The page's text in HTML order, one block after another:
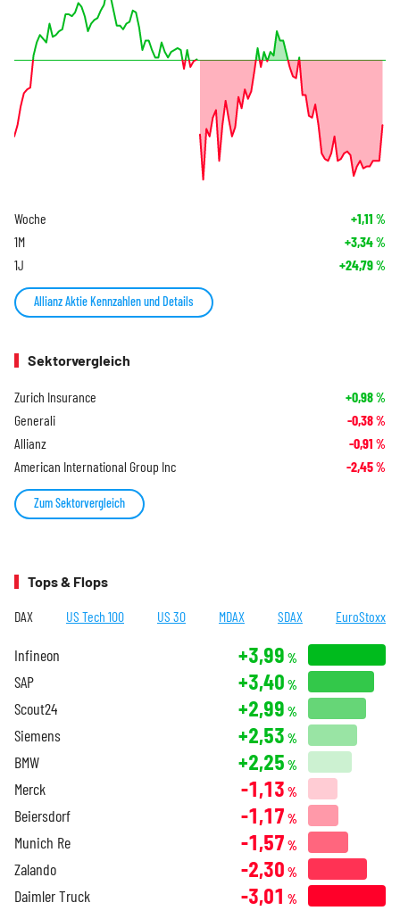
Woche +1,11 %
1M +3,34%
1J +24,79%
Allianz Aktie Kennzahlen und Details
Sektorvergleich
Zurich Insurance +0,98%
Generali -0,38%
Allianz -0,91 %
American International Group Inc -2,45%
Zum Sektorvergleich
Tops & Flops
DAX US Tech 100 US 30 MDAX SDAX EuroStoxx
Infineon +3,99 %
SAP +3,40 %
Scout24 +2,99 %
Siemens +2,53 %
BMW +2,25 %
Merck -1,13 %
Beiersdorf -1,17 %
Munich Re -1,57 %
Zalando -2,30 %
Daimler Truck -3,01 %